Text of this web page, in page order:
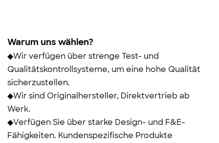
Warum uns wählen?
◆Wir verfügen über strenge Test- und
Qualitätskontrollsysteme, um eine hohe Qualität
sicherzustellen.
◆Wir sind Originalhersteller, Direktvertrieb ab
Werk.
◆Verfügen Sie über starke Design- und F&E-
Fähigkeiten. Kundenspezifische Produkte